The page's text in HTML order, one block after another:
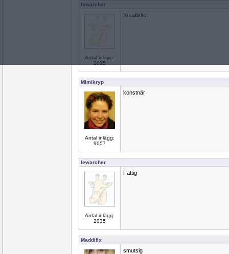
lewarcher
Antal inlägg:
2035
Kreativitet
Mimikryp
Antal inlägg:
9057
konstnär
lewarcher
Antal inlägg:
2035
Fattig
Maddifix
smutsig